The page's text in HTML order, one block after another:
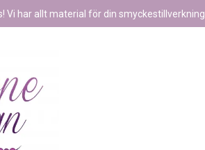
Vi har allt material för din